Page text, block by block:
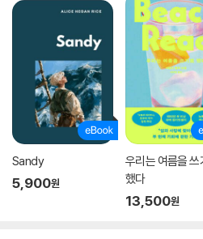
Sandy
5,900원
우리는 여름을 쓰
했다
13,500원